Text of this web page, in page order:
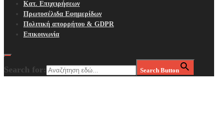
Κατ. Επιχειρήσεων
Πρωτοσέλιδα Εφημερίδων
Πολιτική απορρήτου & GDPR
Επικοινωνία
Search for: Search Button